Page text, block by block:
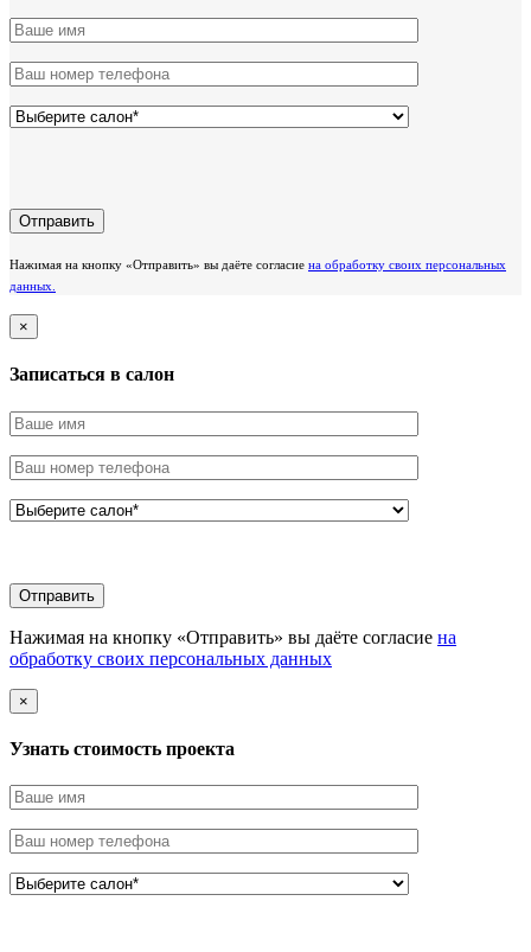
Нажимая на кнопку «Отправить» вы даёте согласие на обработку своих персональных
данных.
×
Записаться в салон
Нажимая на кнопку «Отправить» вы даёте согласие на
обработку своих персональных данных
×
Узнать стоимоcть проекта